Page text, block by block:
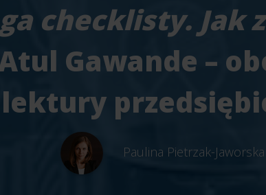
checklisty. Jak
Gawande –
lektury
Paulina Pietrzak-Jaworska